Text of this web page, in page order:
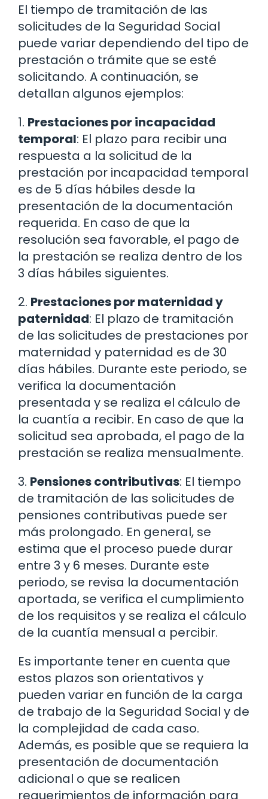
El tiempo de tramitación de las
solicitudes de la Seguridad Social
puede variar dependiendo del tipo de
prestación o trámite que se esté
solicitando. A continuación, se
detallan algunos ejemplos:
1. Prestaciones por incapacidad
temporal: El plazo para recibir una
respuesta a la solicitud de la
prestación por incapacidad temporal
es de 5 días hábiles desde la
presentación de la documentación
requerida. En caso de que la
resolución sea favorable, el pago de
la prestación se realiza dentro de los
3 días hábiles siguientes.
2. Prestaciones por maternidad y
paternidad: El plazo de tramitación
de las solicitudes de prestaciones por
maternidad y paternidad es de 30
días hábiles. Durante este periodo, se
verifica la documentación
presentada y se realiza el cálculo de
la cuantía a recibir. En caso de que la
solicitud sea aprobada, el pago de la
prestación se realiza mensualmente.
3. Pensiones contributivas: El tiempo
de tramitación de las solicitudes de
pensiones contributivas puede ser
más prolongado. En general, se
estima que el proceso puede durar
entre 3 y 6 meses. Durante este
periodo, se revisa la documentación
aportada, se verifica el cumplimiento
de los requisitos y se realiza el cálculo
de la cuantía mensual a percibir.
Es importante tener en cuenta que
estos plazos son orientativos y
pueden variar en función de la carga
de trabajo de la Seguridad Social y de
la complejidad de cada caso.
Además, es posible que se requiera la
presentación de documentación
adicional o que se realicen
requerimientos de información para